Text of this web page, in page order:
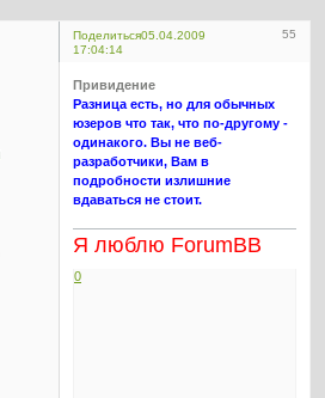
Поделиться 55
05.04.2009
17:04:14
Привидение
Разница есть, но для обычных
юзеров что так, что по-другому -
одинакого. Вы не веб-
разработчики, Вам в
подробности излишние
вдаваться не стоит.
Я люблю ForumBB
0